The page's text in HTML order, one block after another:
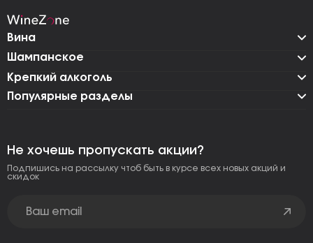
Вина
Шампанское
Крепкий алкоголь
Популярные разделы
Не хочешь пропускать акции?
Подпишись на рассылку чтоб быть в курсе всех новых акций и
скидок